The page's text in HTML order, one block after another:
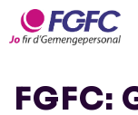
FGFC: